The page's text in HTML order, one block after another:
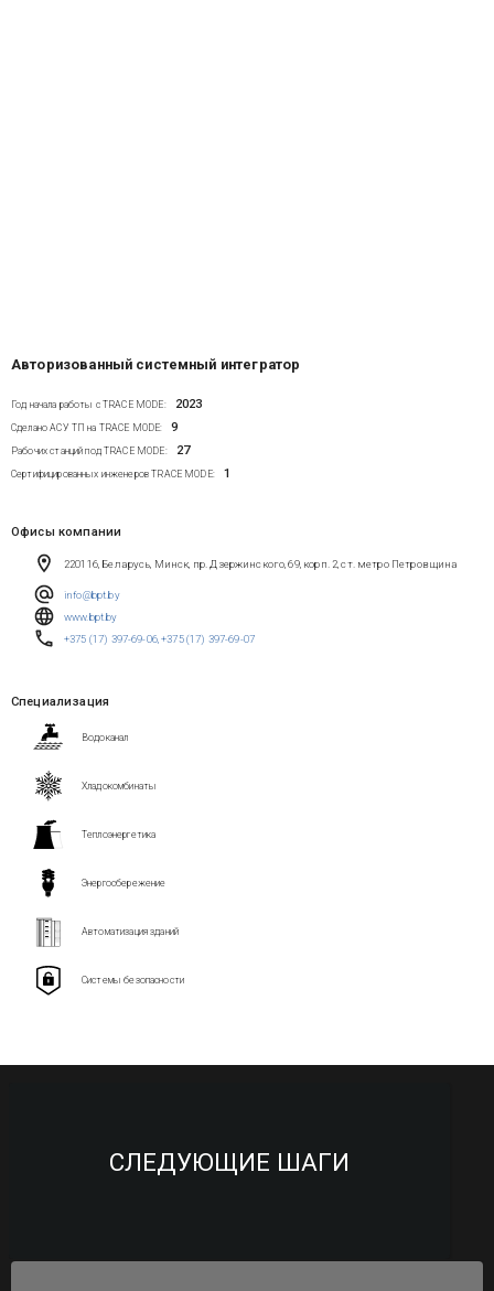
Авторизованный системный интегратор
Год начала работы с TRACE MODE: 2023
Сделано АСУ ТП на TRACE MODE: 9
Рабочих станций под TRACE MODE: 27
Сертифицированных инженеров TRACE MODE: 1
Офисы компании
220116, Беларусь, Минск, пр. Дзержинского, 69, корп. 2, ст. метро Петровщина
info@bpt.by
www.bpt.by
+375 (17) 397-69-06,+375 (17) 397-69-07
Специализация
Водоканал
Хладокомбинаты
Теплоэнергетика
Энергосбережение
Автоматизация зданий
Системы безопасности
СЛЕДУЮЩИЕ ШАГИ